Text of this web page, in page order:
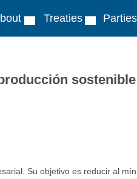
Treaties Parties
sostenible
Su objetivo es reducir al